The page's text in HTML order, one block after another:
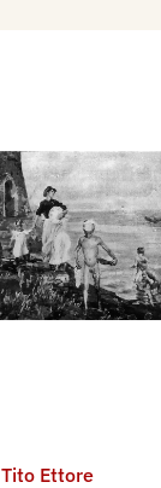
Tito Ettore